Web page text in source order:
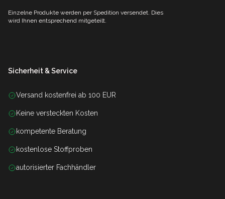
Einzelne Produkte werden per Spedition versendet. Dies
wird Ihnen entsprechend mitgeteilt.
Sicherheit & Service
Versand kostenfrei ab 100 EUR
Keine versteckten Kosten
kompetente Beratung
kostenlose Stoffproben
autorisierter Fachhändler